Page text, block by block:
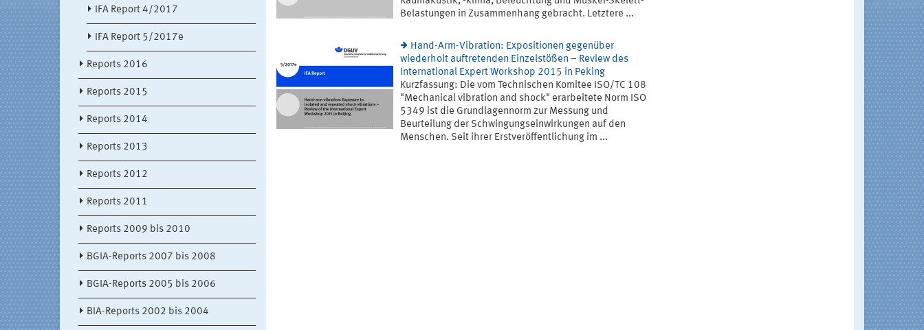
IFA Report 4/2017
IFA Report 5/2017e
Reports 2016
Reports 2015
Reports 2014
Reports 2013
Reports 2012
Reports 2011
Reports 2009 bis 2010
BGIA-Reports 2007 bis 2008
BGIA-Reports 2005 bis 2006
BIA-Reports 2002 bis 2004
Belastungen in Zusammenhang gebracht. Letztere ...
Hand-Arm-Vibration: Expositionen gegenüber
wiederholt auftretenden Einzelstößen – Review des
International Expert Workshop 2015 in Peking
Kurzfassung: Die vom Technischen Komitee ISO/TC 108
"Mechanical vibration and shock" erarbeitete Norm ISO
5349 ist die Grundlagennorm zur Messung und
Beurteilung der Schwingungseinwirkungen auf den
Menschen. Seit ihrer Erstveröffentlichung im ...